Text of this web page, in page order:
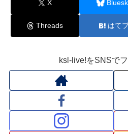
X
Threads はて
ksl-live!をSNSで